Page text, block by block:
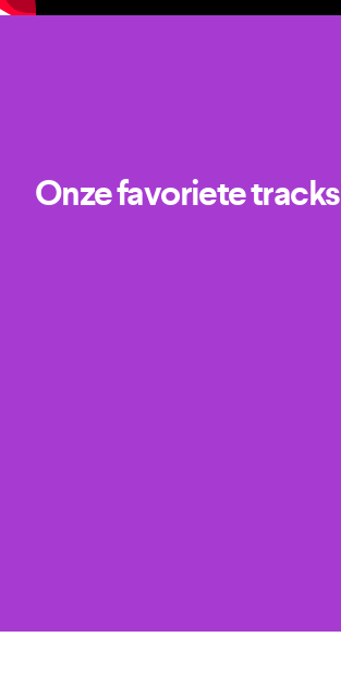
Onze favoriete tracks